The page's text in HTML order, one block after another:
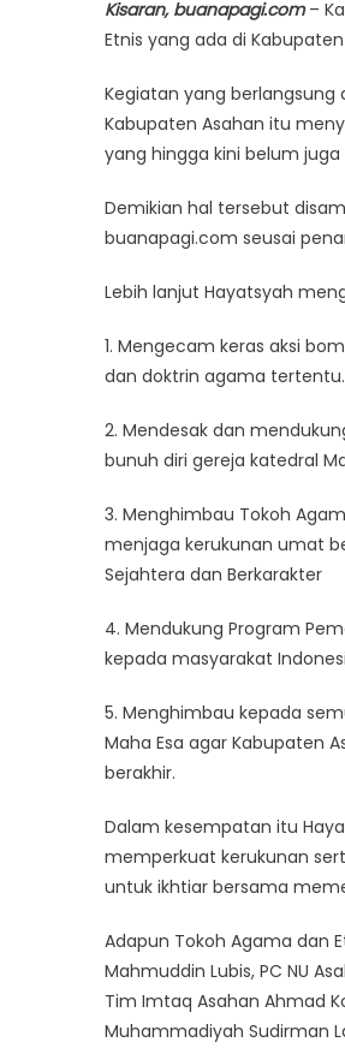
Kisaran, buanapagi.com–
Etnis yang ada di
Kegiatan yang berlangsung
Kabupaten Asahan itu
yang hingga kini belum juga
Demikian hal tersebut
buanapagi.com seusai
Lebih lanjut Hayatsyah
1. Mengecam keras aksi
dan doktrin agama tertentu.
2. Mendesak dan
bunuh diri gereja katedral
3. Menghimbau Tokoh
menjaga kerukunan umat
Sejahtera dan Berkarakter
4. Mendukung Program
kepada masyarakat
5. Menghimbau kepada
Maha Esa agar Kabupaten
berakhir.
Dalam kesempatan itu
memperkuat kerukunan
untuk ikhtiar bersama
Adapun Tokoh Agama dan
Mahmuddin Lubis, PC NU
Tim Imtaq Asahan Ahmad
Muhammadiyah Sudirman